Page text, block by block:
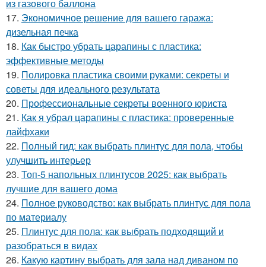
из газового баллона
17. Экономичное решение для вашего гаража:
дизельная печка
18. Как быстро убрать царапины с пластика:
эффективные методы
19. Полировка пластика своими руками: секреты и
советы для идеального результата
20. Профессиональные секреты военного юриста
21. Как я убрал царапины с пластика: проверенные
лайфхаки
22. Полный гид: как выбрать плинтус для пола, чтобы
улучшить интерьер
23. Топ-5 напольных плинтусов 2025: как выбрать
лучшие для вашего дома
24. Полное руководство: как выбрать плинтус для пола
по материалу
25. Плинтус для пола: как выбрать подходящий и
разобраться в видах
26. Какую картину выбрать для зала над диваном по